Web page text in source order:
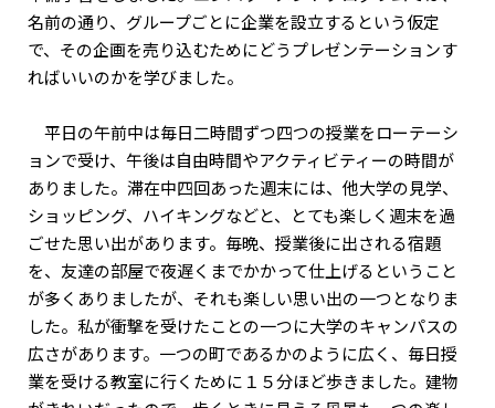
名前の通り、グループごとに企業を設立するという仮定
で、その企画を売り込むためにどうプレゼンテーションす
ればいいのかを学びました。
平日の午前中は毎日二時間ずつ四つの授業をローテーシ
ョンで受け、午後は自由時間やアクティビティーの時間が
ありました。滞在中四回あった週末には、他大学の見学、
ショッピング、ハイキングなどと、とても楽しく週末を過
ごせた思い出があります。毎晩、授業後に出される宿題
を、友達の部屋で夜遅くまでかかって仕上げるということ
が多くありましたが、それも楽しい思い出の一つとなりま
した。私が衝撃を受けたことの一つに大学のキャンパスの
広さがあります。一つの町であるかのように広く、毎日授
業を受ける教室に行くために１５分ほど歩きました。建物